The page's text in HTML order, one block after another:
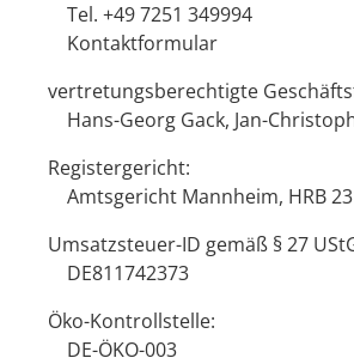
Tel. +49 7251 349994
Kontaktformular
vertretungsberechtigte
Hans-Georg Gack, Jan-
Registergericht:
Amtsgericht Mannheim, HRB
Umsatzsteuer-ID gemäß § 27
DE811742373
Öko-Kontrollstelle:
DE-ÖKO-003